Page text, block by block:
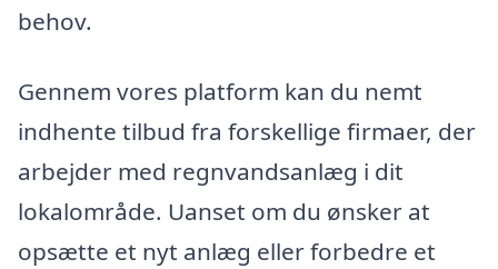
behov.
Gennem vores platform kan du nemt
indhente tilbud fra forskellige firmaer, der
arbejder med regnvandsanlæg i dit
lokalområde. Uanset om du ønsker at
opsætte et nyt anlæg eller forbedre et